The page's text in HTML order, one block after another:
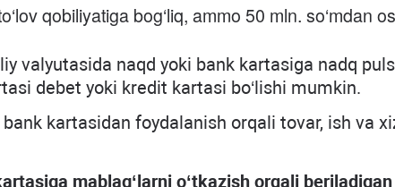
qobiliyatiga bog‘liq, ammo 50 mln. so‘mdan
valyutasida naqd yoki bank kartasiga nadq
debet yoki kredit kartasi bo‘lishi mumkin.
kartasidan foydalanish orqali tovar, ish va
mablag‘larni o‘tkazish orqali